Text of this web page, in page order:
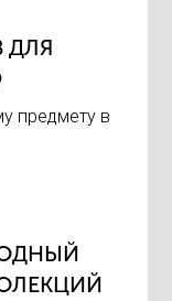
ДЛЯ
предмету в